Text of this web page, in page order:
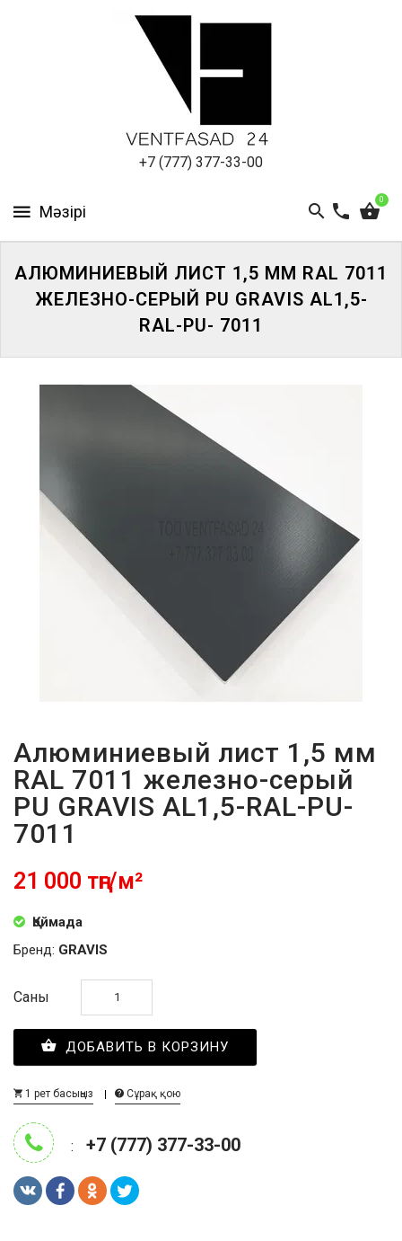
+7 (777) 377-33-00
0
ПАНЕЛИ
АЛЮМИНИЕВЫЙ ЛИСТ 1,5 ММ RAL 7011
ЖЕЛЕЗНО-СЕРЫЙ PU GRAVIS AL1,5-
RAL-PU- 7011
Алюминиевый лист 1,5 мм
RAL 7011 железно-серый
PU GRAVIS AL1,5-RAL-PU-
7011
21 000 тңг/м²
Қоймада
Бренд: GRAVIS
Саны
ДОБАВИТЬ В КОРЗИНУ
1 рет басыңыз Сұрақ қою
: +7 (777) 377-33-00